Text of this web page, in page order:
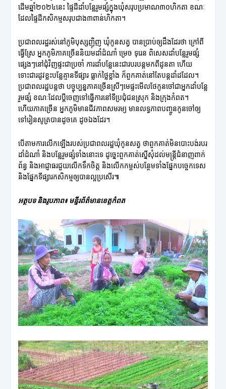
ដើមឆ្នាំ២០២៤នេះ ផ្ទៃដីដាំបន្លែរួមផ្សំក្នុងឃុំសរុបប្រមាណ៣០ហិកតា ខណៈ
ដែលផ្ទៃដីកសិកម្មសរុបជាង៣ពាន់ហិកតា។
ប្រជាពលរដ្ឋរស់នៅភូមិបុស្សញ៉ិញ ឃុំកូនសត្វ បានប្រាប់ឲ្យដឹងដែរថា ក្រៅពី
ធ្វើស្រែ អ្នកភូមិភាគច្រើននិយមដាំដំណាំ ម្រេច ទុរេន ពិសេសដាំបន្លែរួមផ្សំ
ផ្សេងៗនៅជុំវិញផ្ទះជាប្រចាំ ការដាំបន្លែនេះជារបរបន្តមកពីដូនតា ហើយ
ទោះជារដូវខ្លះបន្លែគ្មានទីផ្សារ ធ្លាក់ថ្លៃខ្លាំង ក៏ពួកគាត់នៅតែបន្តដាំដដែល។
ប្រជាពលរដ្ឋបន្តថា បច្ចុប្បន្នភាគច្រើនស្រីៗមេផ្ទះមើលថែកូនចៅជាអ្នកដាំបន្លែ
រួមផ្សំ ខណៈដែលប្តីចេញទៅធ្វើការនៅទីប្រជុំជនស្រុក និងក្រុងកំពត។
ហើយភាគច្រើន អ្នកភូមិមានជីវភាពសមរម្យ មានលទ្ធភាពបញ្ចូនកូនចៅឲ្យ
ទៅរៀនសូត្របានដូចគេ ដូចឯងដែរ។
បើតាមការលើកឡើងរបស់ប្រជាពលរដ្ឋឃុំកូនសត្វ ថាពួកគាត់មិនបោះបង់របរ
ដាំដំណាំ និងបន្លែរួមផ្សំទាំងនោះទេ ដូច្នេះពួកគាត់ស្នើសុំដល់មន្ត្រីជំនាញពាក់
ព័ន្ធ និងអាជ្ញាធរជួយលើកទឹកចិត្ត និងលើកកម្ពស់បន្ថែមទាំងផ្នែកបច្ចេកទេស
និងផ្នែកទីផ្សារកសិកម្មឲ្យបានល្អប្រសើរ៕
អត្ថបទ និងរូបភាព៖ មន្ទីរព័ត៌មានខេត្តកំពត